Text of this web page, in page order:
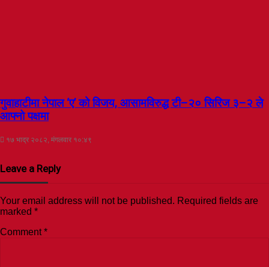
गुवाहाटीमा नेपाल ‘ए’ को विजय, आसामविरुद्ध टी–२० सिरिज ३–२ ले
आफ्नो पक्षमा
१७ भाद्र २०८२, मंगलवार १०:४९
Leave a Reply
Your email address will not be published. Required fields are
marked *
Comment*